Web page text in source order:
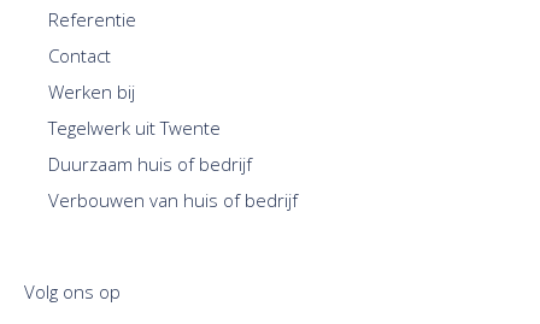
Referentie
Contact
Werken bij
Tegelwerk uit Twente
Duurzaam huis of bedrijf
Verbouwen van huis of bedrijf
Volg ons op